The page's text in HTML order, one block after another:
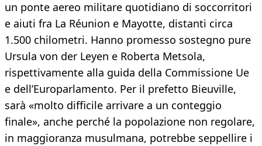
un ponte aereo militare quotidiano di soccorritori
e aiuti fra La Réunion e Mayotte, distanti circa
1.500 chilometri. Hanno promesso sostegno pure
Ursula von der Leyen e Roberta Metsola,
rispettivamente alla guida della Commissione Ue
e dell’Europarlamento. Per il prefetto Bieuville,
sarà «molto difficile arrivare a un conteggio
finale», anche perché la popolazione non regolare,
in maggioranza musulmana, potrebbe seppellire i